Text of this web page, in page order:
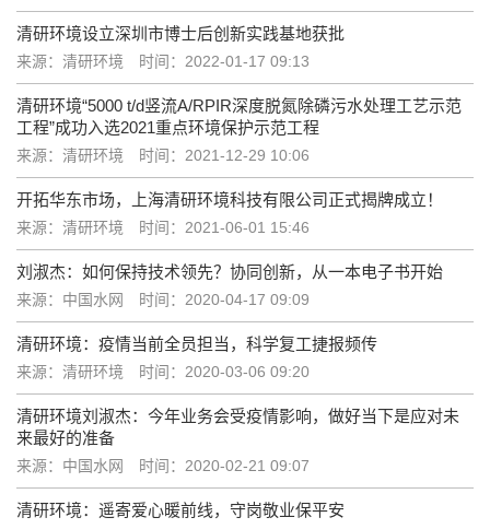
清研环境设立深圳市博士后创新实践基地获批
来源：清研环境 时间：2022-01-17 09:13
清研环境“5000 t/d竖流A/RPIR深度脱氮除磷污水处理工艺示范
工程”成功入选2021重点环境保护示范工程
来源：清研环境 时间：2021-12-29 10:06
开拓华东市场，上海清研环境科技有限公司正式揭牌成立！
来源：清研环境 时间：2021-06-01 15:46
刘淑杰：如何保持技术领先？协同创新，从一本电子书开始
来源：中国水网 时间：2020-04-17 09:09
清研环境：疫情当前全员担当，科学复工捷报频传
来源：清研环境 时间：2020-03-06 09:20
清研环境刘淑杰：今年业务会受疫情影响，做好当下是应对未
来最好的准备
来源：中国水网 时间：2020-02-21 09:07
清研环境：遥寄爱心暖前线，守岗敬业保平安